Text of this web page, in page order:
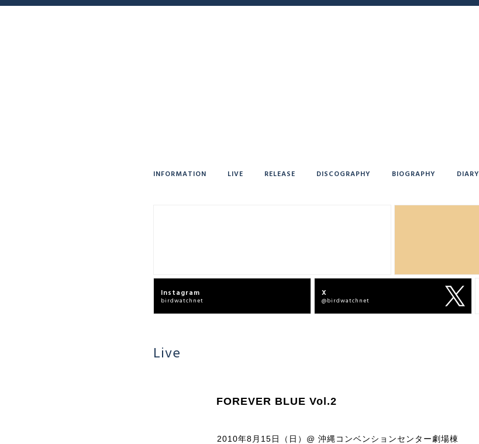
INFORMATION LIVE RELEASE DISCOGRAPHY BIOGRAPHY DIARY
Instagram
birdwatchnet
X
@birdwatchnet
Live
FOREVER BLUE Vol.2
2010年8月15日（日）@ 沖縄コンベンションセンター劇場棟